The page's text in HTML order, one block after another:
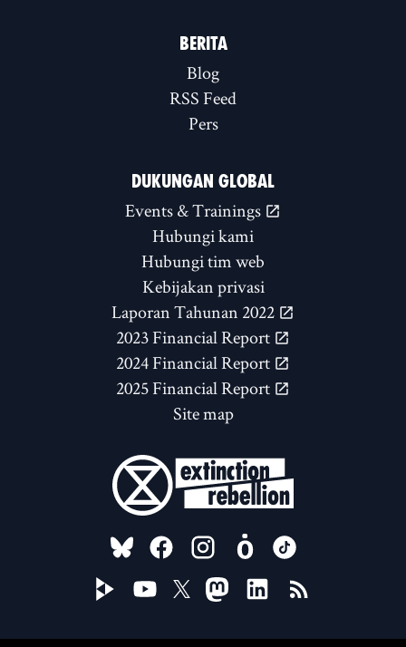
BERITA
Blog
RSS Feed
Pers
DUKUNGAN GLOBAL
Events & Trainings
Hubungi kami
Hubungi tim web
Kebijakan privasi
Laporan Tahunan 2022
2023 Financial Report
2024 Financial Report
2025 Financial Report
Site map
FOLLOW US ON